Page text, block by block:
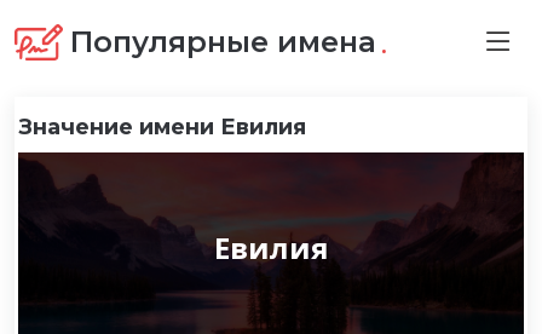
Популярные имена .
Значение имени Евилия
Евилия